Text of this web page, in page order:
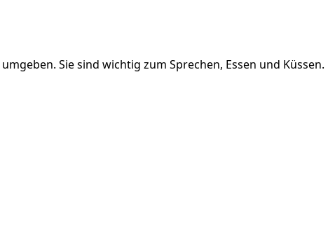
Sie sind wichtig zum Sprechen, Essen und Küssen.